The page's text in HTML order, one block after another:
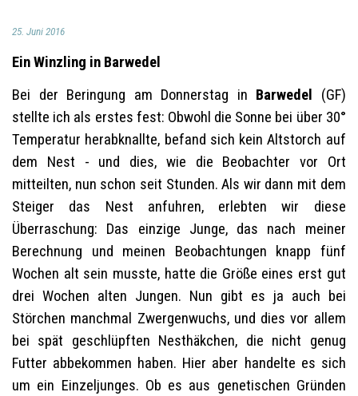
25. Juni 2016
Ein Winzling in Barwedel
Bei der Beringung am Donnerstag in Barwedel (GF)
stellte ich als erstes fest: Obwohl die Sonne bei über 30°
Temperatur herabknallte, befand sich kein Altstorch auf
dem Nest - und dies, wie die Beobachter vor Ort
mitteilten, nun schon seit Stunden. Als wir dann mit dem
Steiger das Nest anfuhren, erlebten wir diese
Überraschung: Das einzige Junge, das nach meiner
Berechnung und meinen Beobachtungen knapp fünf
Wochen alt sein musste, hatte die Größe eines erst gut
drei Wochen alten Jungen. Nun gibt es ja auch bei
Störchen manchmal Zwergenwuchs, und dies vor allem
bei spät geschlüpften Nesthäkchen, die nicht genug
Futter abbekommen haben. Hier aber handelte es sich
um ein Einzeljunges. Ob es aus genetischen Gründen